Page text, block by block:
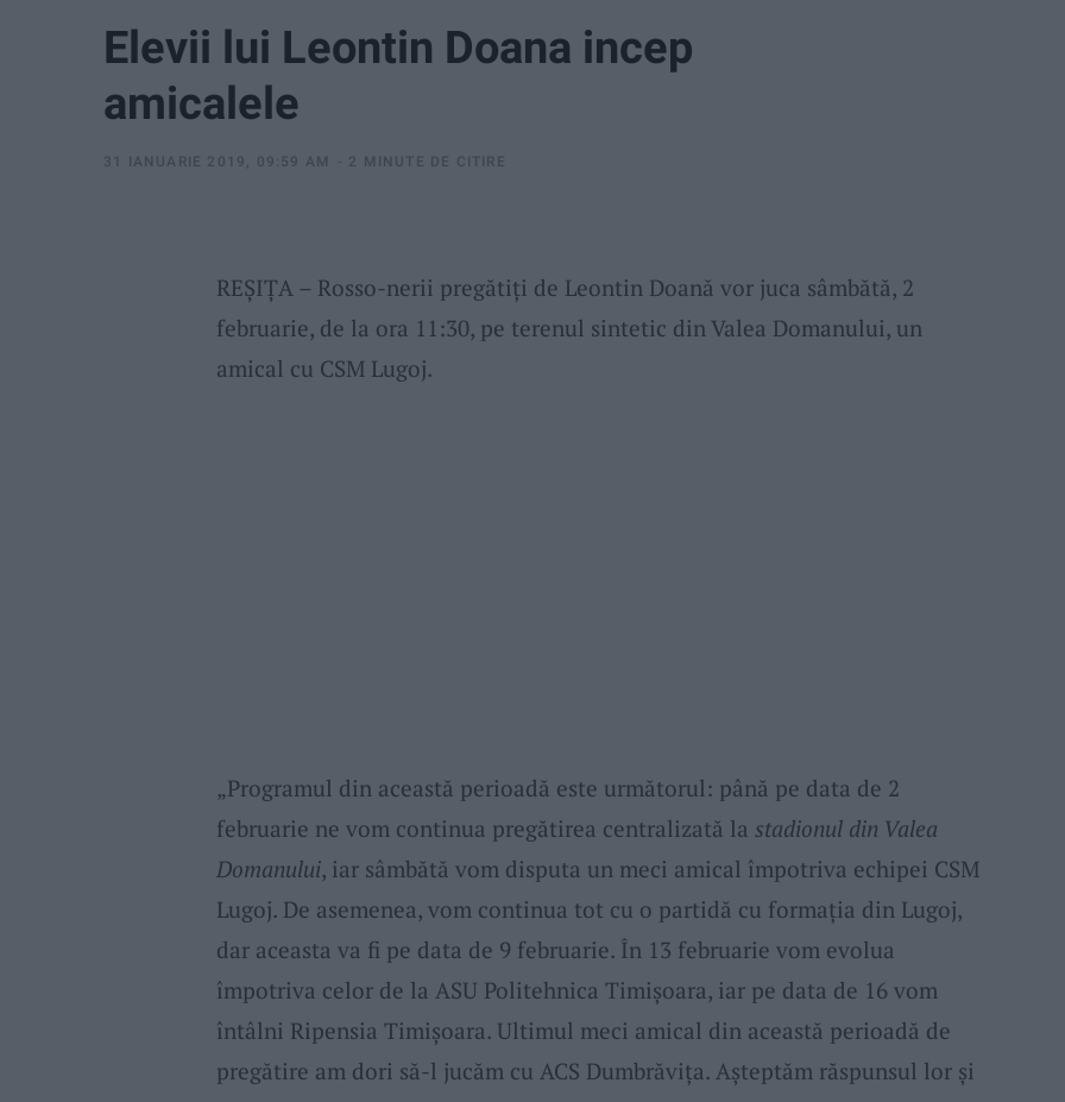
Elevii lui Leontin Doana incep
amicalele
31 IANUARIE 2019, 09:59 AM 2 MINUTE DE CITIRE
REȘIȚA – Rosso-nerii pregătiți de Leontin Doană vor juca sâmbătă, 2
februarie, de la ora 11:30, pe terenul sintetic din Valea Domanului, un
amical cu CSM Lugoj.
„Programul din această perioadă este următorul: până pe data de 2
februarie ne vom continua pregătirea centralizată la stadionul din Valea
Domanului, iar sâmbătă vom disputa un meci amical împotriva echipei CSM
Lugoj. De asemenea, vom continua tot cu o partidă cu formația din Lugoj,
dar aceasta va fi pe data de 9 februarie. În 13 februarie vom evolua
împotriva celor de la ASU Politehnica Timișoara, iar pe data de 16 vom
întâlni Ripensia Timișoara. Ultimul meci amical din această perioadă de
pregătire am dori să-l jucăm cu ACS Dumbrăvița. Așteptăm răspunsul lor și